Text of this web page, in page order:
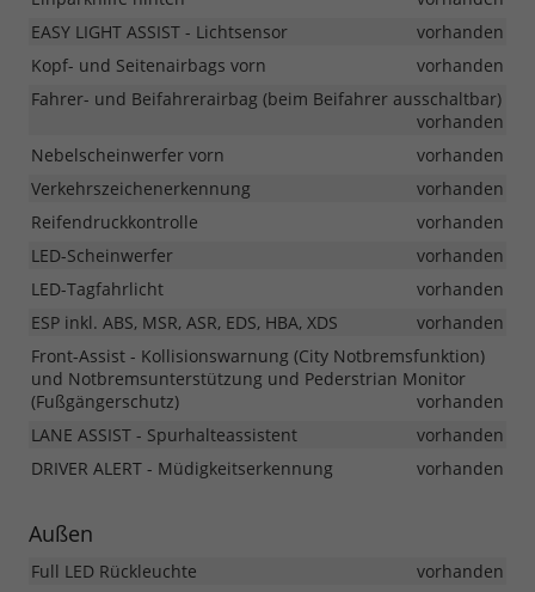
EASY LIGHT ASSIST - Lichtsensor
vorhanden
Kopf- und Seitenairbags vorn
vorhanden
Fahrer- und Beifahrerairbag (beim Beifahrer ausschaltbar)
vorhanden
Nebelscheinwerfer vorn
vorhanden
Verkehrszeichenerkennung
vorhanden
Reifendruckkontrolle
vorhanden
LED-Scheinwerfer
vorhanden
LED-Tagfahrlicht
vorhanden
ESP inkl. ABS, MSR, ASR, EDS, HBA, XDS
vorhanden
Front-Assist - Kollisionswarnung (City Notbremsfunktion)
und Notbremsunterstützung und Pederstrian Monitor
(Fußgängerschutz)
vorhanden
LANE ASSIST - Spurhalteassistent
vorhanden
DRIVER ALERT - Müdigkeitserkennung
vorhanden
Außen
Full LED Rückleuchte
vorhanden